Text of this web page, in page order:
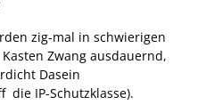
zig-mal in schwierigen
Zwang ausdauernd,
Dasein
die IP-Schutzklasse).